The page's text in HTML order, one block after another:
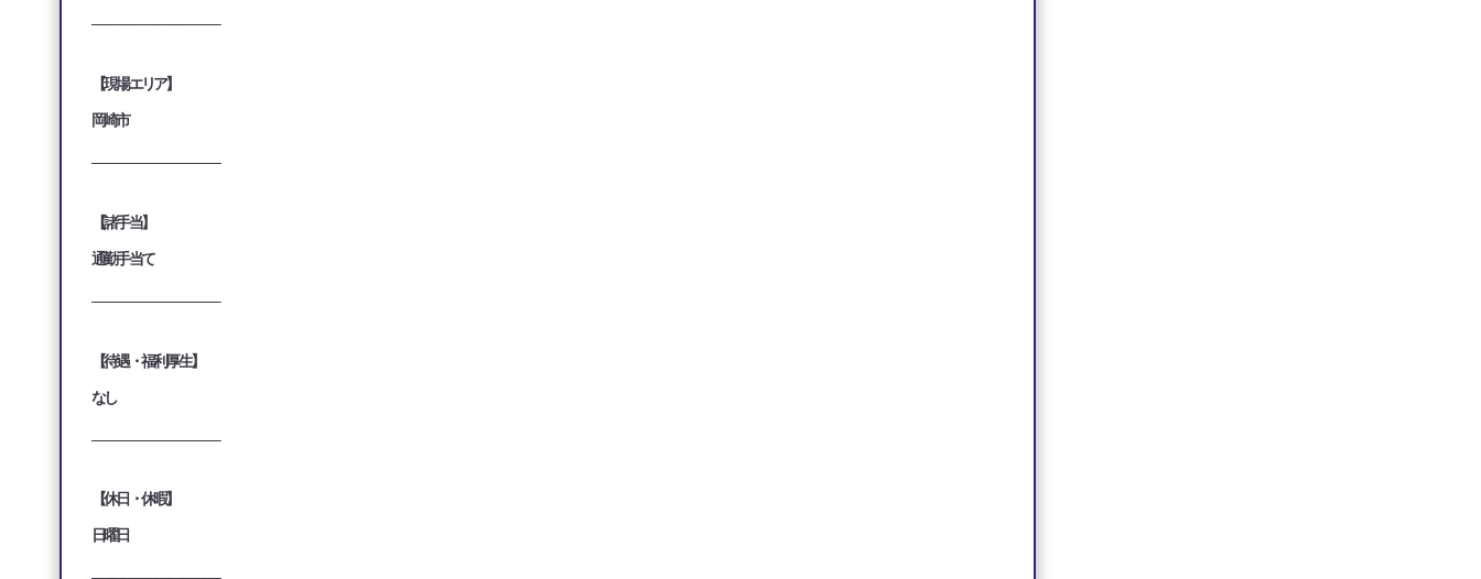
【現場エリア】
岡崎市
【諸手当】
通勤手当て
【待遇・福利厚生】
なし
【休日・休暇】
日曜日